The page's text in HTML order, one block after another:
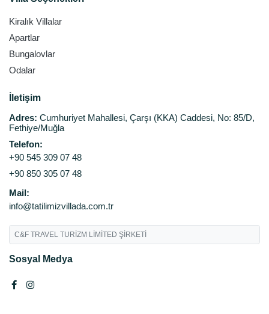
Kiralık Villalar
Apartlar
Bungalovlar
Odalar
İletişim
Adres: Cumhuriyet Mahallesi, Çarşı (KKA) Caddesi, No: 85/D,
Fethiye/Muğla
Telefon:
+90 545 309 07 48
+90 850 305 07 48
Mail:
info@tatilimizvillada.com.tr
C&F TRAVEL TURİZM LİMİTED ŞİRKETİ
Sosyal Medya